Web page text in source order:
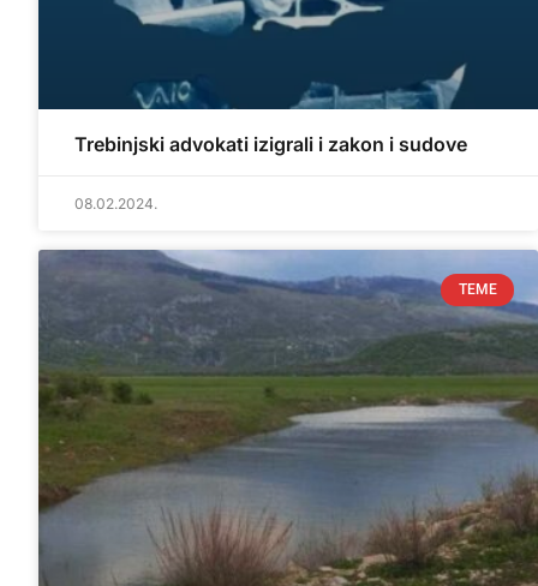
Trebinjski advokati izigrali i zakon i sudove
08.02.2024.
TEME